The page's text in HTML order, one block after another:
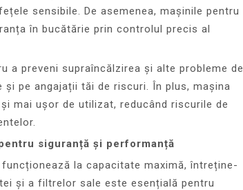
sensibile. De asemenea, mașinile pentru
în bucătărie prin controlul precis al
a preveni supraîncălzirea și alte probleme de
pe angajații tăi de riscuri. În plus, mașina
mai ușor de utilizat, reducând riscurile de
siguranță și performanță
la capacitate maximă, întreține-
și a filtrelor sale este esențială pentru